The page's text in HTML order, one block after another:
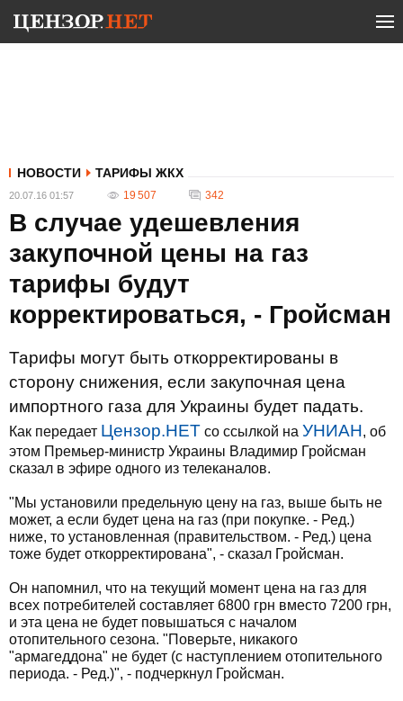
НОВОСТИ ТАРИФЫ ЖКХ
20.07.16 01:57 19 507 342
В случае удешевления
закупочной цены на газ
тарифы будут
корректироваться, - Гройсман
Тарифы могут быть откорректированы в
сторону снижения, если закупочная цена
импортного газа для Украины будет падать.
Как передает Цензор.НЕТ со ссылкой на УНИАН, об
этом Премьер-министр Украины Владимир Гройсман
сказал в эфире одного из телеканалов.
"Мы установили предельную цену на газ, выше быть не
может, а если будет цена на газ (при покупке. - Ред.)
ниже, то установленная (правительством. - Ред.) цена
тоже будет откорректирована", - сказал Гройсман.
Он напомнил, что на текущий момент цена на газ для
всех потребителей составляет 6800 грн вместо 7200 грн,
и эта цена не будет повышаться с началом
отопительного сезона. "Поверьте, никакого
"армагеддона" не будет (с наступлением отопительного
периода. - Ред.)", - подчеркнул Гройсман.